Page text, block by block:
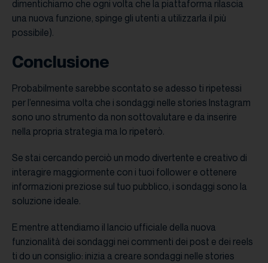
dimentichiamo che ogni volta che la piattaforma rilascia
una nuova funzione, spinge gli utenti a utilizzarla il più
possibile).
Conclusione
Probabilmente sarebbe scontato se adesso ti ripetessi
per l’ennesima volta che i sondaggi nelle stories Instagram
sono uno strumento da non sottovalutare e da inserire
nella propria strategia ma lo ripeterò.
Se stai cercando perciò un modo divertente e creativo di
interagire maggiormente con i tuoi follower e ottenere
informazioni preziose sul tuo pubblico, i sondaggi sono la
soluzione ideale.
E mentre attendiamo il lancio ufficiale della nuova
funzionalità dei sondaggi nei commenti dei post e dei reels
ti do un consiglio: inizia a creare sondaggi nelle stories